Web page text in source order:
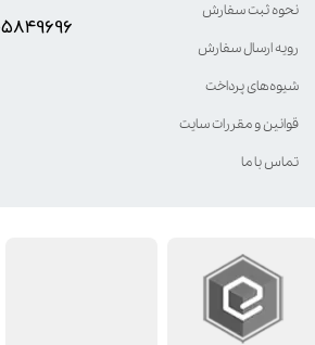
نحوه ثبت سفارش
رویه ارسال سفارش
شیوه‌های پرداخت
قوانین و مقررات سایت
تماس با ما